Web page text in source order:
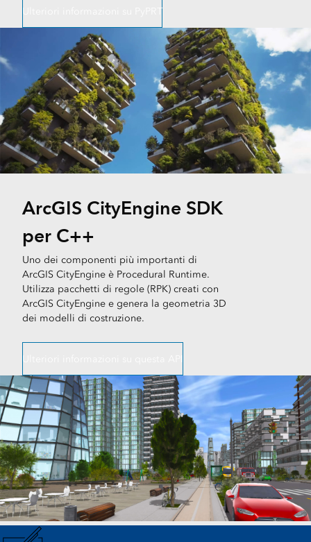
Ulteriori informazioni su PyPRT
ArcGIS CityEngine SDK
per C++
Uno dei componenti più importanti di
ArcGIS CityEngine è Procedural Runtime.
Utilizza pacchetti di regole (RPK) creati con
ArcGIS CityEngine e genera la geometria 3D
dei modelli di costruzione.